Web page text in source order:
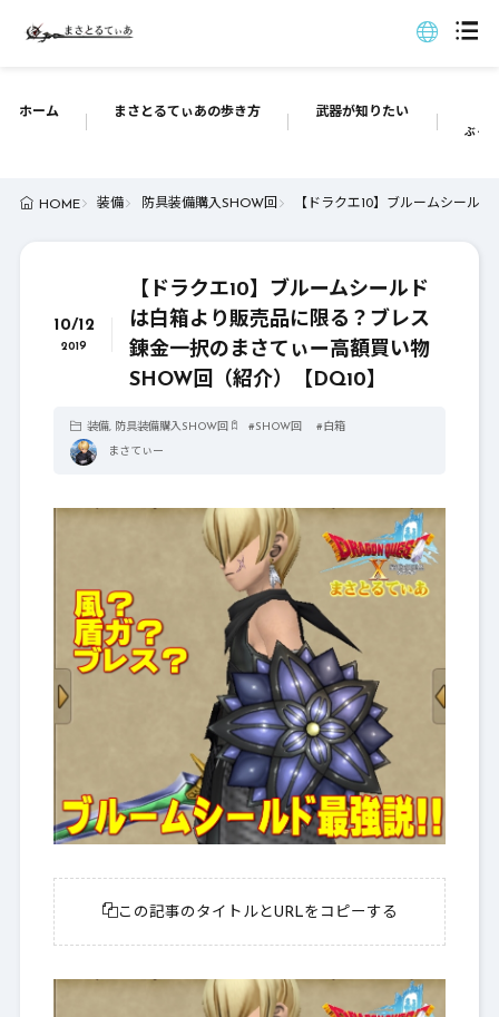
ホーム まさとるてぃあの歩き方 武器が知りたい
ぶっ
HOME 装備 防具装備購入SHOW回 【ドラクエ10】ブルームシール
10/12
2019
【ドラクエ10】ブルームシールド
は白箱より販売品に限る？ブレス
錬金一択のまさてぃー高額買い物
SHOW回（紹介）【DQ10】
装備, 防具装備購入SHOW回 #SHOW回 # 白箱
まさてぃー
この記事のタイトルとURLをコピーする